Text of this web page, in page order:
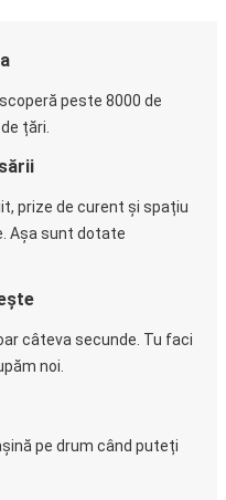
peste 8000 de
țări.
prize de curent și spațiu
Așa sunt dotate
câteva secunde. Tu faci
noi.
pe drum când puteți